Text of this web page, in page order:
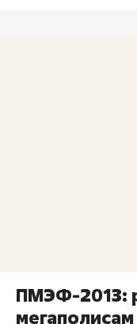
ПМЭФ-2013:
мегаполисам